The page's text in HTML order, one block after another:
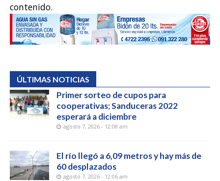
contenido.
ÚLTIMAS NOTICIAS
Primer sorteo de cupos para
cooperativas; Sanduceras 2022
esperará a diciembre
agosto 7, 2026 - 12:08 am
El río llegó a 6,09 metros y hay más de
60 desplazados
agosto 7, 2026 - 12:06 am